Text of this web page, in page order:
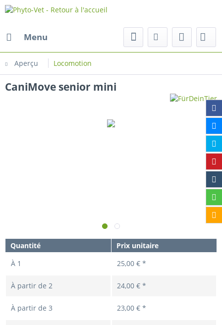
Menu
Aperçu Locomotion
CaniMove senior mini
Quantité
Prix unitaire
À 1 25,00 € *
À partir de 2 24,00 € *
À partir de 3 23,00 € *